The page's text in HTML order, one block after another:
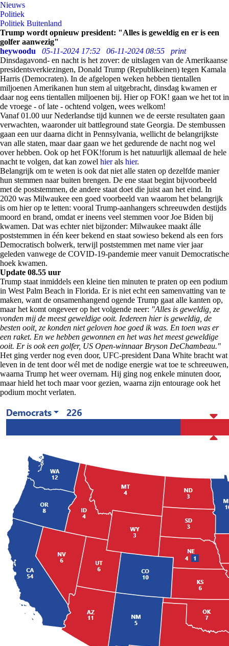
Nieuws
Politiek
Politiek Buitenland
Trump wordt opnieuw president: "Alles is geweldig en er is een
golfer aanwezig"
heywoodu
05-11-2024 17:52 06-11-2024 08:55
print
Dinsdagavond- en nacht is het zover: de uitslagen van de Amerikaanse
presidentsverkiezingen, Donald Trump (Republikeinen) tegen Kamala
Harris (Democraten). In de afgelopen weken hebben tientallen
miljoenen Amerikanen hun stem al uitgebracht, dinsdag kwamen er
daar nog eens tientallen miljoenen bij. Hier op FOK! gaan we het tot in
de vroege - of late - ochtend volgen, wees welkom!
Vanaf 01.00 uur Nederlandse tijd kunnen we de eerste resultaten gaan
verwachten, waaronder uit battleground state Georgia. De stembussen
gaan een uur daarna dicht in Pennsylvania, wellicht de belangrijkste
van alle staten, maar daar gaan we het gedurende de nacht nog wel
over hebben. Ook op het FOK!forum is het natuurlijk allemaal de hele
nacht te volgen, dat kan zowel hierals hier.
Belangrijk om te weten is ook dat niet alle staten op dezelfde manier
hun stemmen naar buiten brengen. De ene staat begint bijvoorbeeld
met de poststemmen, de andere staat doet die juist aan het eind. In
2020 was Milwaukee een goed voorbeeld van waarom het belangrijk
is om hier op te letten: vooral Trump-aanhangers schreeuwden destijds
moord en brand, omdat er ineens veel stemmen voor Joe Biden bij
kwamen. Dat was echter niet bijzonder: Milwaukee maakt álle
poststemmen in één keer bekend en staat sowieso bekend als een fors
Democratisch bolwerk, terwijl poststemmen met name vier jaar
geleden vanwege de COVID-19-pandemie meer vanuit Democratische
hoek kwamen.
Update 08.55 uur
Trump staat inmiddels een kleine tien minuten te praten op een podium
in West Palm Beach in Florida. Er is niet echt een samenvatting van te
maken, want de onsamenhangend ogende Trump gaat alle kanten op,
maar het komt ongeveer op het volgende neer: "Alles is geweldig, ze
vonden mij de meest geweldige ooit. Iedereen hier is geweldig, de
besten ooit, ze konden niet geloven hoe goed ik was. En toen was er
een raket. En we hebben gewonnen en het was het meest geweldige
ooit. Er is ook een golfer, US Open-winnaar Bryson DeChambeau."
Het ging verder nog even door, UFC-president Dana White bracht wat
leven in de tent door wél met de nodige energie wat toe te schreeuwen,
waarna Trump het weer overnam. Hij ging nog enkele minuten door,
maar hield het toch maar voor gezien, waarna zijn entourage ook het
podium mocht verlaten.